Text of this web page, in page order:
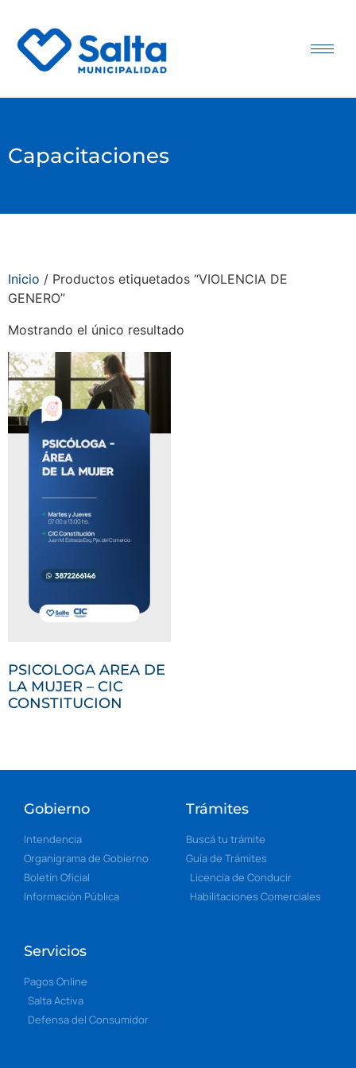
Capacitaciones
Inicio / Productos etiquetados “VIOLENCIA DE
GENERO”
Mostrando el único resultado
PSICOLOGA AREA DE
LA MUJER – CIC
CONSTITUCION
Gobierno
Intendencia
Organigrama de Gobierno
Boletín Oficial
Información Pública
Trámites
Buscá tu trámite
Guía de Trámites
Licencia de Conducir
Habilitaciones Comerciales
Servicios
Pagos Online
Salta Activa
Defensa del Consumidor